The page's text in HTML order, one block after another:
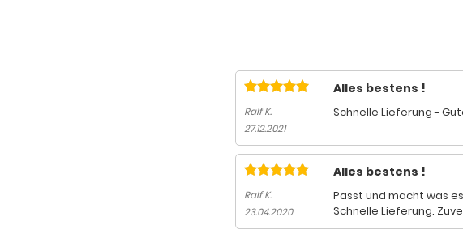
Ralf K.
27.12.2021
Alles bestens !
Schnelle Lieferung -
Ralf K.
23.04.2020
Alles bestens !
Passt und macht was
Schnelle Lieferung.